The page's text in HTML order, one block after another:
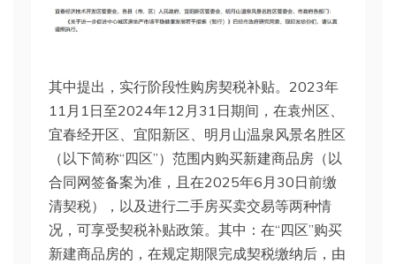
其中提出，实行阶段性购房契税补贴。2023年
11月1日至2024年12月31日期间，在袁州区、
宜春经开区、宜阳新区、明月山温泉风景名胜区
（以下简称“四区”）范围内购买新建商品房（以
合同网签备案为准，且在2025年6月30日前缴
清契税），以及进行二手房买卖交易等两种情
况，可享受契税补贴政策。其中：在“四区”购买
新建商品房的，在规定期限完成契税缴纳后，由